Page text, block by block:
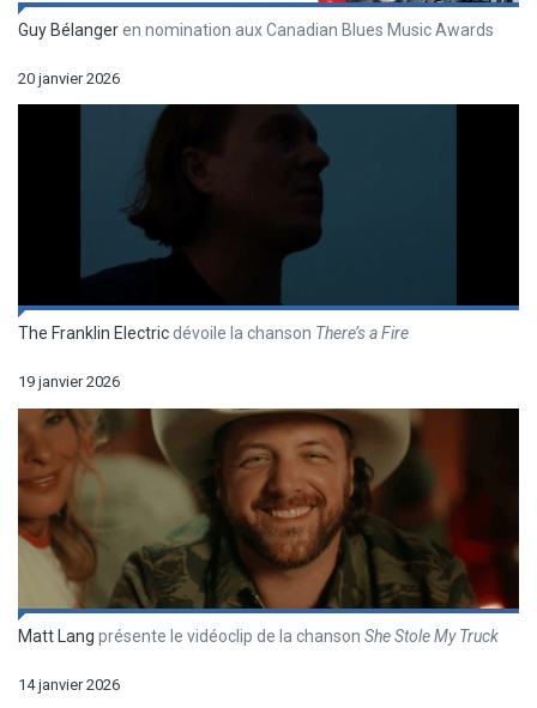
Guy Bélangeren nomination aux Canadian Blues Music Awards
20 janvier 2026
The Franklin Electricdévoile la chanson There’s a Fire
19 janvier 2026
Matt Lang présente le vidéoclip de la chanson She Stole My Truck
14 janvier 2026